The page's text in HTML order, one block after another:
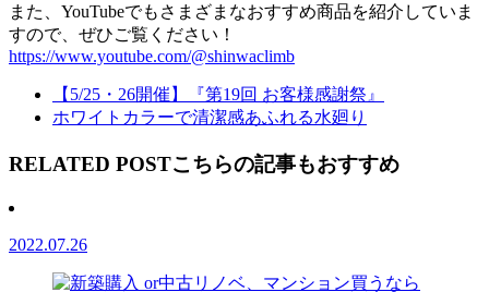
また、YouTubeでもさまざまなおすすめ商品を紹介していま
すので、ぜひご覧ください！
https://www.youtube.com/@shinwaclimb
【5/25・26開催】『第19回 お客様感謝祭』
ホワイトカラーで清潔感あふれる水廻り
RELATED POSTこちらの記事もおすすめ
2022.07.26